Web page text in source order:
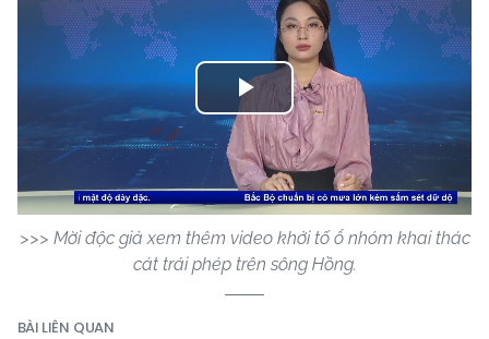
Play
Video
>>> Mời độc giả xem thêm video khởi tố ổ nhóm khai thác
cát trái phép trên sông Hồng.
BÀI LIÊN QUAN